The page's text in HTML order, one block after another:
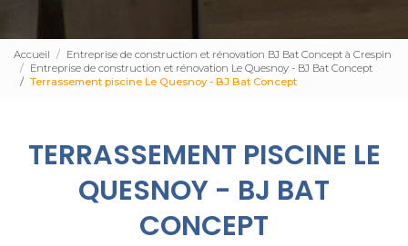
Accueil
Entreprise de construction et rénovation BJ Bat Concept à Crespin
Entreprise de construction et rénovation Le Quesnoy - BJ Bat Concept
Terrassement piscine Le Quesnoy - BJ Bat Concept
TERRASSEMENT PISCINE LE
QUESNOY - BJ BAT
CONCEPT